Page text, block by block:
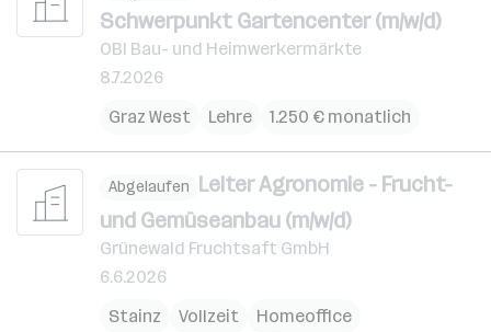
Schwerpunkt Gartencenter (m/w/d)
OBI Bau- und Heimwerkermärkte
8.7.2026
Graz West
Lehre 1.250 € monatlich
Abgelaufen Leiter Agronomie - Frucht-
und Gemüseanbau (m/w/d)
Grünewald Fruchtsaft GmbH
6.6.2026
Stainz
Vollzeit
Homeoffice